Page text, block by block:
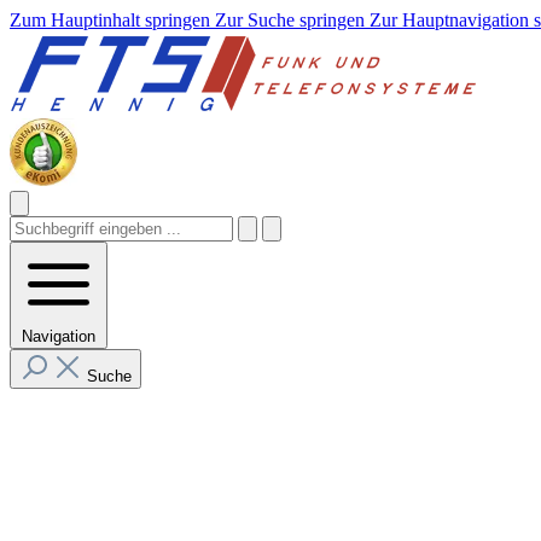
Zum Hauptinhalt springen Zur Suche springen Zur Hauptnavigation
Navigation
Suche